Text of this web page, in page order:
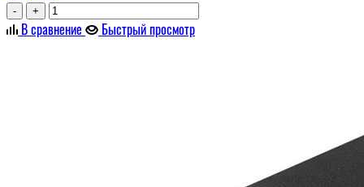
- +
В сравнение Быстрый просмотр